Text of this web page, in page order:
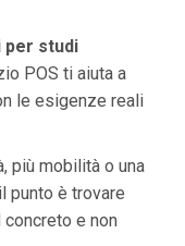
per studi
POS ti aiuta a
le esigenze reali
più mobilità o una
punto è trovare
e non